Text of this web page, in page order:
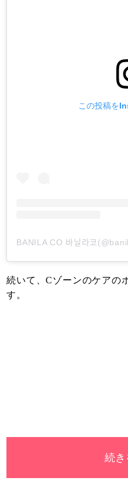
この投稿を
続いて、Cゾーンのケアの
す。
続き